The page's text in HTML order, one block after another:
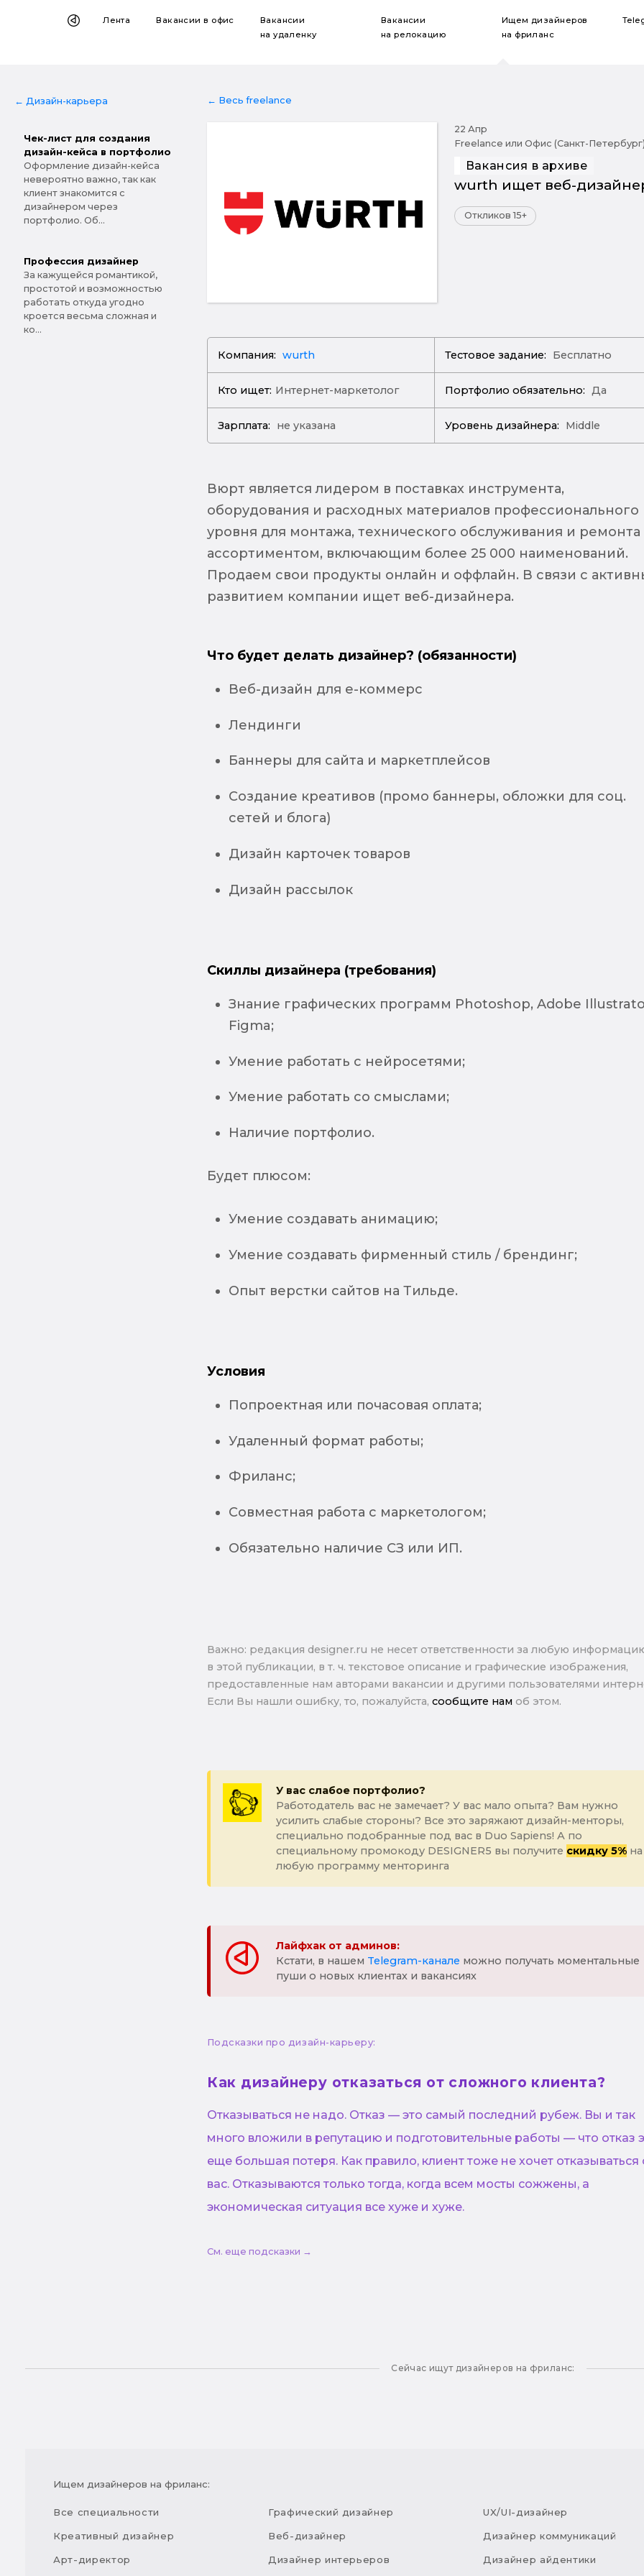
Лента Вакансиив офис
Вакансии
на удаленку
Вакансии
на релокацию
Ищем дизайнеров
на фриланс
← Дизайн-карьера
Чек-лист для создания
дизайн-кейса в портфолио
Оформление дизайн-кейса
невероятно важно, так как
клиент знакомится с
дизайнером через
портфолио. Об...
Профессия дизайнер
За кажущейся романтикой,
простотой и возможностью
работать откуда угодно
кроется весьма сложная и
ко...
← Весь freelance
22 Апр
Freelance или Офис (Санкт-
Вакансия в архиве
wurth ищет веб-
Откликов 15+
Компания: wurth Тестовое задание: Бесплатно
Кто ищет: Интернет-маркетолог Портфолио обязательно: Да
Зарплата: не указана Уровень дизайнера: Middle
Вюрт является лидером в поставках инструмента,
оборудования и расходных материалов профессионального
уровня для монтажа, технического обслуживания и ремонта
ассортиментом, включающим более 25 000 наименований.
Продаем свои продукты онлайн и оффлайн. В связи с
развитием компании ищет веб-дизайнера.
Что будет делать дизайнер? (обязанности)
Веб-дизайн для е-коммерс
Лендинги
Баннеры для сайта и маркетплейсов
Создание креативов (промо баннеры, обложки для соц.
сетей и блога)
Дизайн карточек товаров
Дизайн рассылок
Скиллы дизайнера (требования)
Знание графических программ Photoshop, Adobe
Figma;
Умение работать с нейросетями;
Умение работать со смыслами;
Наличие портфолио.
Будет плюсом:
Умение создавать анимацию;
Умение создавать фирменный стиль / брендинг;
Опыт верстки сайтов на Тильде.
Условия
Попроектная или почасовая оплата;
Удаленный формат работы;
Фриланс;
Совместная работа с маркетологом;
Обязательно наличие СЗ или ИП.
Важно: pедакция designer.ru не несет ответственности за любую
в этой публикации, в т. ч. текстовое описание и графические изображения,
предоставленные нам авторами вакансии и другими пользователями
Если Вы нашли ошибку, то, пожалуйста, сообщите нам об этом.
У вас слабое портфолио?
Работодатель вас не замечает? У вас мало опыта? Вам нужно
усилить слабые стороны? Все это заряжают дизайн-менторы,
специально подобранные под вас в Duo Sapiens! А по
специальному промокоду DESIGNER5 вы получите скидку 5%на
любую программу менторинга
Лайфхак от админов:
Кстати, в нашем Telegram-канале можно получать моментальные
пуши о новых клиентах и вакансиях
Подсказки про дизайн-карьеру:
Как дизайнеру отказаться от сложного клиента?
Отказываться не надо. Отказ — это самый последний рубеж. Вы и так
много вложили в репутацию и подготовительные работы — что отказ
еще большая потеря. Как правило, клиент тоже не хочет отказываться
вас. Отказываются только тогда, когда всем мосты сожжены, а
экономическая ситуация все хуже и хуже.
См. еще подсказки →
Сейчас ищут дизайнеров на фриланс:
Ищем дизайнеров на фриланс:
Все специальности Графический дизайнер UX/UI-дизайнер
Креативный дизайнер Веб-дизайнер Дизайнер коммуникаций
Арт-директор Дизайнер интерьеров Дизайнер айдентики